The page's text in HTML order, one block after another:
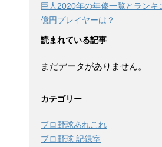
巨人2020年の年俸一覧とランキ
億円プレイヤーは？
読まれている記事
まだデータがありません。
カテゴリー
プロ野球あれこれ
プロ野球 記録室